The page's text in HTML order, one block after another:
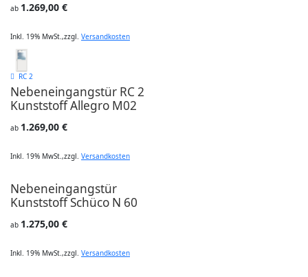
ab 1.269,00 €
Inkl. 19% MwSt.,zzgl. Versandkosten
RC 2
Nebeneingangstür RC 2
Kunststoff Allegro M02
ab 1.269,00 €
Inkl. 19% MwSt.,zzgl. Versandkosten
Nebeneingangstür
Kunststoff Schüco N 60
ab 1.275,00 €
Inkl. 19% MwSt.,zzgl. Versandkosten